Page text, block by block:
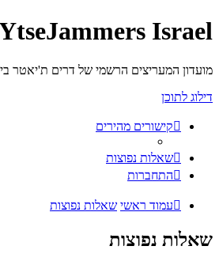
Israel
מועדון המעריצים הרשמי של דרים ת'יאטר
דילוג לתוכן
קישורים מהירים
שאלות נפוצות
התחברות
עמוד ראשי שאלות נפוצות
שאלות נפוצות